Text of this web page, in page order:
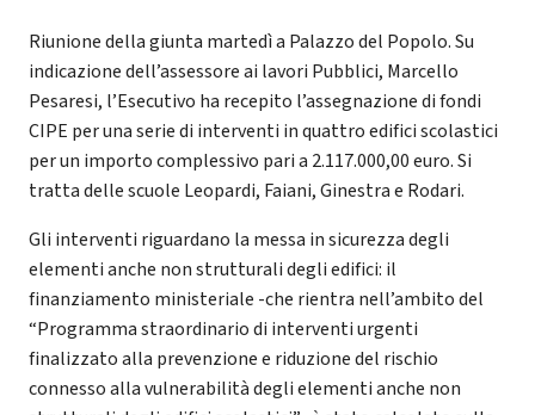
Riunione della giunta martedì a Palazzo del Popolo. Su
indicazione dell’assessore ai lavori Pubblici, Marcello
Pesaresi, l’Esecutivo ha recepito l’assegnazione di fondi
CIPE per una serie di interventi in quattro edifici scolastici
per un importo complessivo pari a 2.117.000,00 euro. Si
tratta delle scuole Leopardi, Faiani, Ginestra e Rodari.
Gli interventi riguardano la messa in sicurezza degli
elementi anche non strutturali degli edifici: il
finanziamento ministeriale -che rientra nell’ambito del
“Programma straordinario di interventi urgenti
finalizzato alla prevenzione e riduzione del rischio
connesso alla vulnerabilità degli elementi anche non